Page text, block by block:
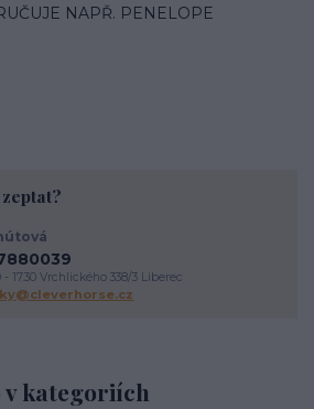
NAPŘ. PENELOPE
v kategoriích
- 17.30 Vrchlického 338/3 Liberec